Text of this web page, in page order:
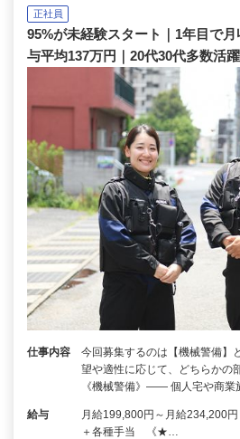
正社員
95%が未経験スタート｜1年目で
与平均137万円｜20代30代多数活躍
仕事内容
今回募集するのは【機械警備】
望や適性に応じて、どちらか
《機械警備》―― 個人宅や商業
給与
月給199,800円～月給234,200
＋各種手当 《★…